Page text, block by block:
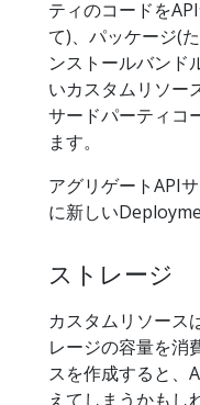
ティのコードを
て)、パッケージ(
ンストールバンド
いカスタムリソー
サードパーティコ
ます。
アグリゲートAPI
に新しい
ストレージ
カスタムリソース
レージの容量を消
スを作成すると、
えてしまうかもし